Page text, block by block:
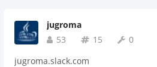
jugroma
53
15
0
jugroma.slack.com